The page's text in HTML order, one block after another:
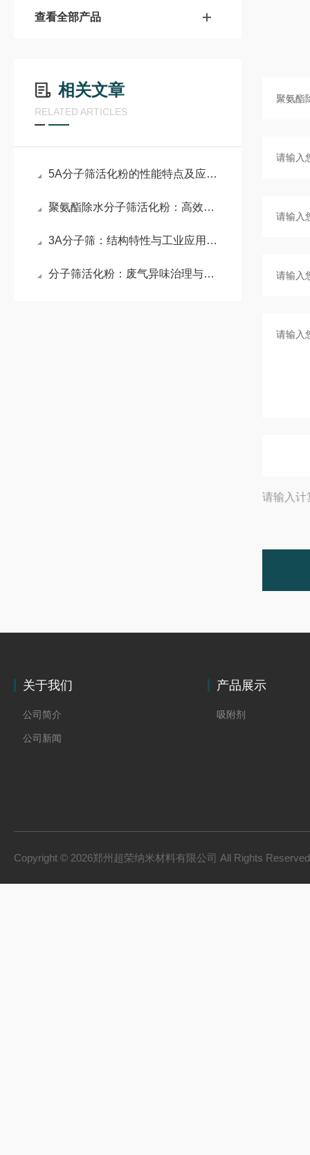
查看全部产品
相关文章
RELATED ARTICLES
5A分子筛活化粉的性能特点及应用场景
聚氨酯除水分子筛活化粉：高效除水与稳定体系的技术利器
3A分子筛：结构特性与工业应用的价值诠释
分子筛活化粉：废气异味治理与干燥领域的创新吸附材料
请输入计
关于我们
公司简介
公司新闻
产品展示
吸附剂
Copyright © 2026郑州超荣纳米材料有限公司 All Rights